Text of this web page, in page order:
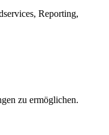
Reporting,
zu ermöglichen.